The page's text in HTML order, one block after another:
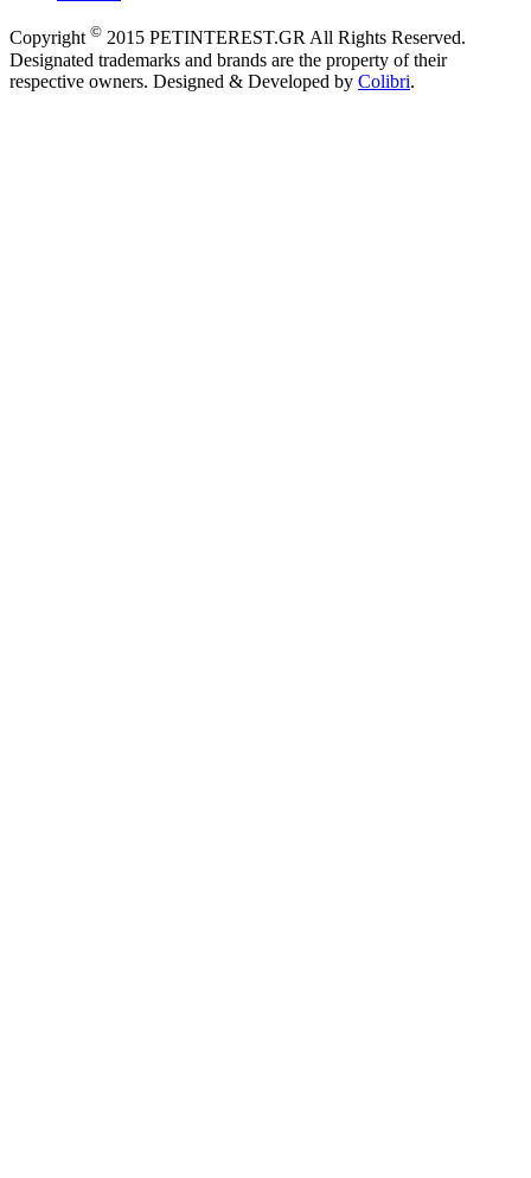
Copyright © 2015 PETINTEREST.GR All Rights Reserved.
Designated trademarks and brands are the property of their
respective owners. Designed & Developed by Colibri.